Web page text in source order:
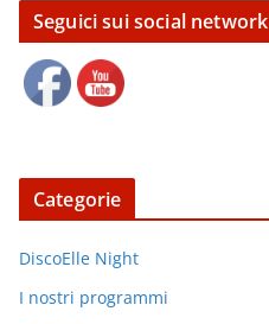
Seguici sui social network
Categorie
DiscoElle Night
I nostri programmi